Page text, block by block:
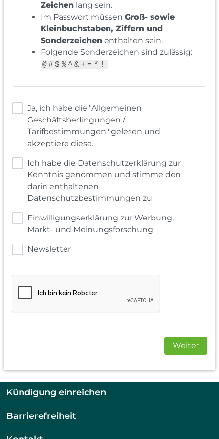
Zeichen lang sein.
Im Passwort müssen Groß- sowie
Kleinbuchstaben, Ziffern und
Sonderzeichen enthalten sein.
Folgende Sonderzeichen sind zulässig:
@#$%^&+=*! .
Ja, ich habe die "Allgemeinen
Geschäftsbedingungen /
Tarifbestimmungen" gelesen und
akzeptiere diese.
Ich habe die Datenschutzerklärung zur
Kenntnis genommen und stimme den
darin enthaltenen
Datenschutzbestimmungen zu.
Einwilligungserklärung zur Werbung,
Markt- und Meinungsforschung
Newsletter
Weiter
Kündigung einreichen
Barrierefreiheit